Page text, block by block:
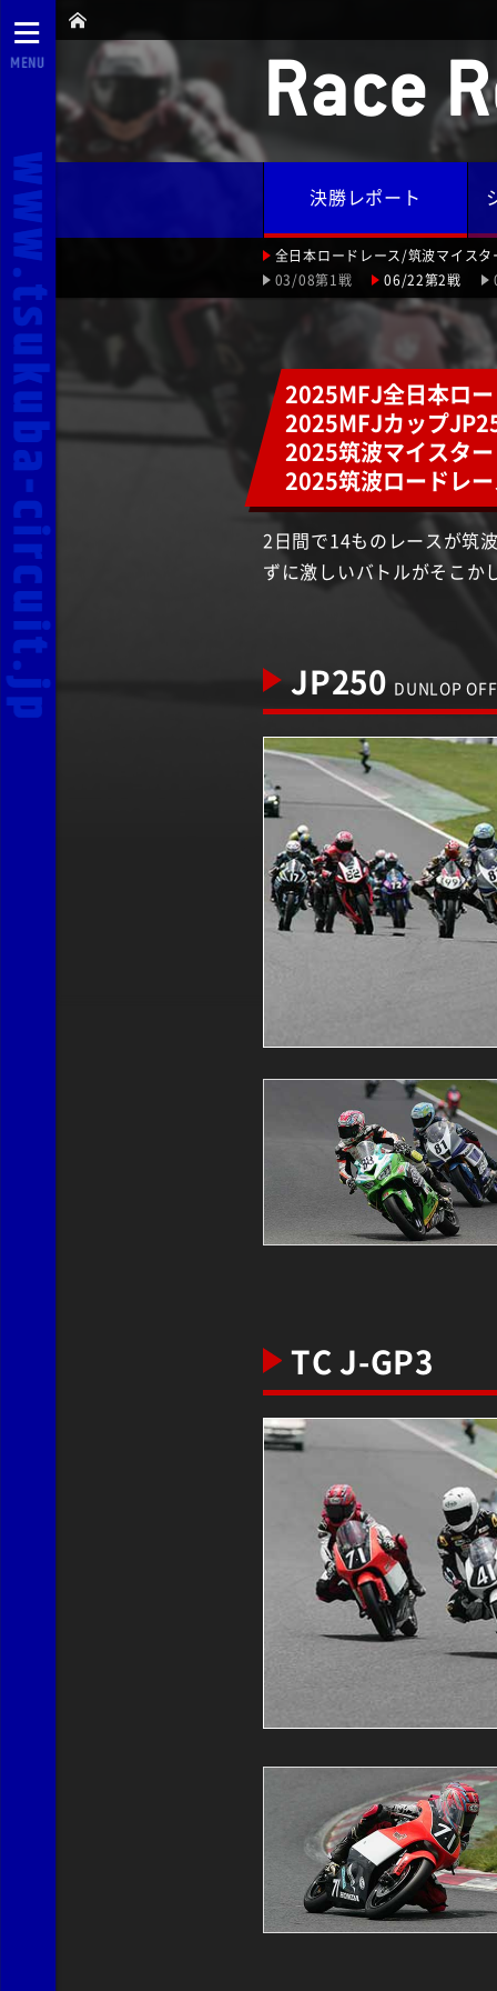
MENU Race
決勝レポート
全日本ロードレース/筑波マイスタ
03/08第1戦
06/22第2戦
2025MFJ全日本ロ
2025MFJカップ
2025筑波マイスター
2025筑波ロードレ
2日間で14ものレースが筑
ずに激しいバトルがそこか
JP250 DUNLOP
TC J-GP3